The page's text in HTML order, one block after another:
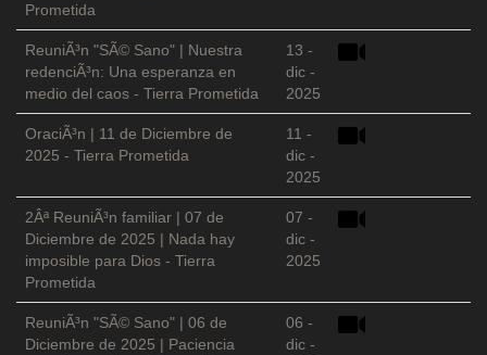
Prometida
ReuniÃ³n "SÃ© Sano" | Nuestra
redenciÃ³n: Una esperanza en
medio del caos - Tierra Prometida
13 -
dic -
2025
OraciÃ³n | 11 de Diciembre de
2025 - Tierra Prometida
11 -
dic -
2025
2Âª ReuniÃ³n familiar | 07 de
Diciembre de 2025 | Nada hay
imposible para Dios - Tierra
Prometida
07 -
dic -
2025
ReuniÃ³n "SÃ© Sano" | 06 de
Diciembre de 2025 | Paciencia
06 -
dic -